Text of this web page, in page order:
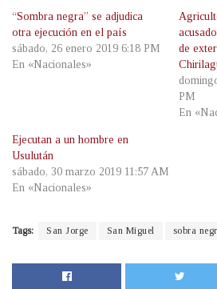
“Sombra negra” se adjudica
otra ejecución en el país
sábado, 26 enero 2019 6:18 PM
En «Nacionales»
de
PM
En
Ejecutan a un hombre en
Usulután
sábado, 30 marzo 2019 11:57 AM
En «Nacionales»
Tags: San Jorge San Miguel sobra